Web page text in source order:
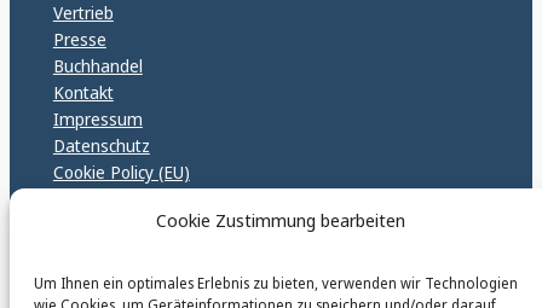
Cookie Zustimmung bearbeiten
Um Ihnen ein optimales Erlebnis zu bieten, verwenden wir Technologien
Vertrieb
Presse
Buchhandel
Kontakt
Impressum
Datenschutz
Cookie Policy (EU)
karinfischerverlag_ac